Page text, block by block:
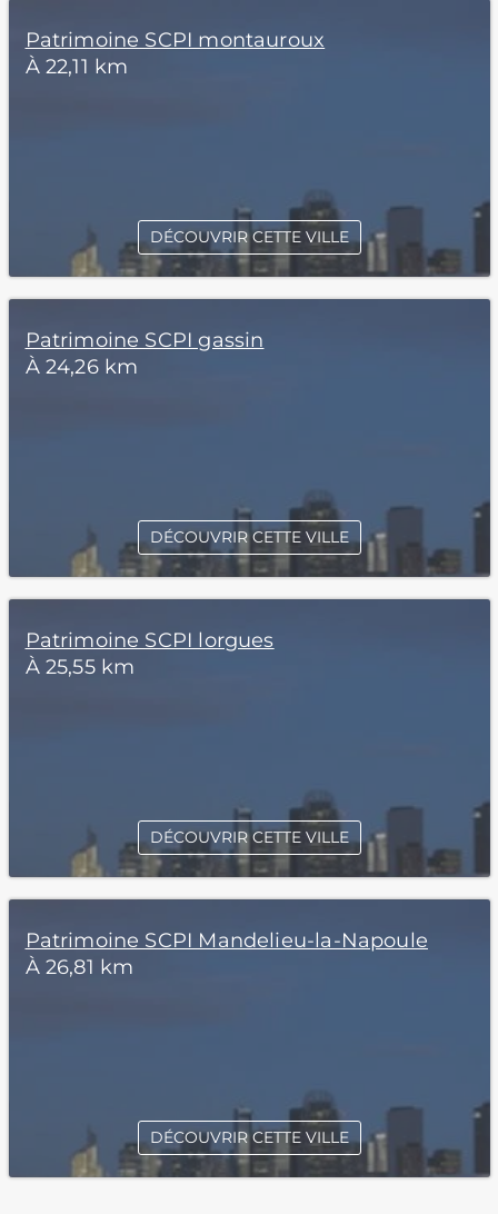
Patrimoine SCPI montauroux
À 22,11 km
DÉCOUVRIR CETTE VILLE
Patrimoine SCPI gassin
À 24,26 km
DÉCOUVRIR CETTE VILLE
Patrimoine SCPI lorgues
À 25,55 km
DÉCOUVRIR CETTE VILLE
Patrimoine SCPI Mandelieu-la-Napoule
À 26,81 km
DÉCOUVRIR CETTE VILLE